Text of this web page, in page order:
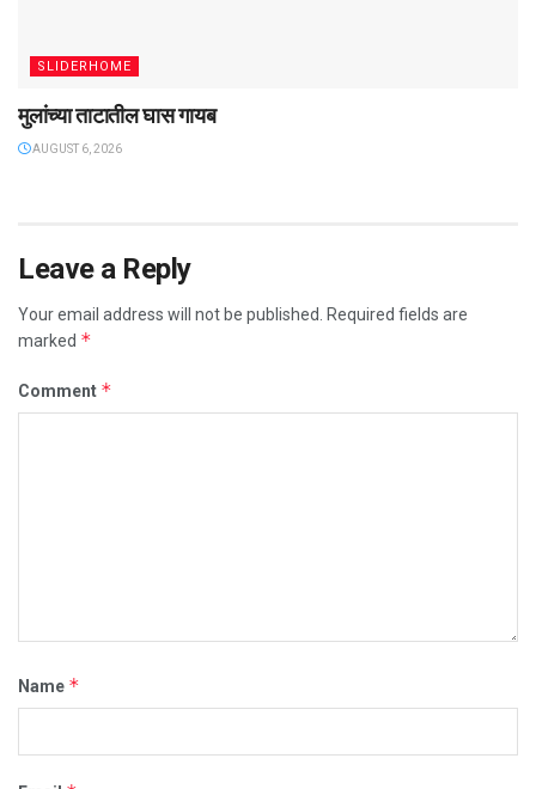
SLIDERHOME
मुलांच्या ताटातील घास गायब
AUGUST 6, 2026
Leave a Reply
Your email address will not be published.
Required fields are
marked *
Comment *
Name *